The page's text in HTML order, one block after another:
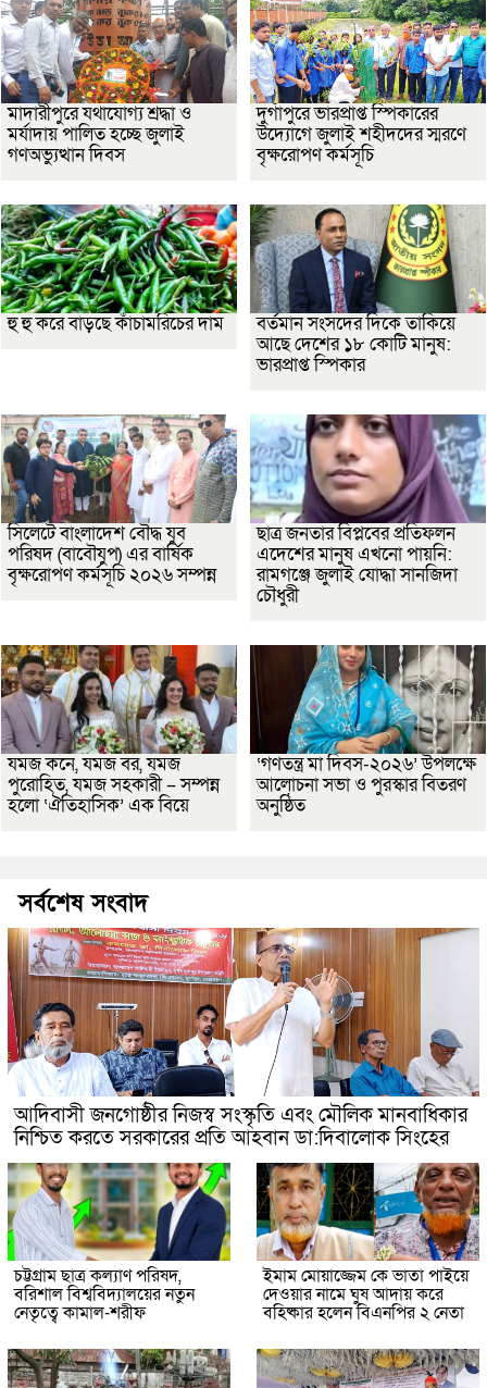
মাদারীপুরে যথাযোগ্য শ্রদ্ধা ও
মর্যাদায় পালিত হচ্ছে জুলাই
গণঅভ্যুত্থান দিবস
দুর্গাপুরে ভারপ্রাপ্ত স্পিকারের
উদ্যোগে জুলাই শহীদদের স্মরণে
বৃক্ষরোপণ কর্মসূচি
হু হু করে বাড়ছে কাঁচামরিচের দাম
বর্তমান সংসদের দিকে তাকিয়ে
আছে দেশের ১৮ কোটি মানুষ:
ভারপ্রাপ্ত স্পিকার
সিলেটে বাংলাদেশ বৌদ্ধ যুব
পরিষদ (বাবৌযুপ) এর বার্ষিক
বৃক্ষরোপণ কর্মসূচি ২০২৬ সম্পন্ন
ছাত্র জনতার বিপ্লবের প্রতিফলন
এদেশের মানুষ এখনো পায়নি:
রামগঞ্জে জুলাই যোদ্ধা সানজিদা
চৌধুরী
যমজ কনে, যমজ বর, যমজ
পুরোহিত, যমজ সহকারী – সম্পন্ন
হলো ‘ঐতিহাসিক’ এক বিয়ে
‘গণতন্ত্র মা দিবস-২০২৬’ উপলক্ষে
আলোচনা সভা ও পুরস্কার বিতরণ
অনুষ্ঠিত
সর্বশেষ সংবাদ
আদিবাসী জনগোষ্ঠীর নিজস্ব সংস্কৃতি এবং মৌলিক মানবাধিকার
নিশ্চিত করতে সরকারের প্রতি আহবান ডা:দিবালোক সিংহের
চট্টগ্রাম ছাত্র কল্যাণ পরিষদ,
বরিশাল বিশ্ববিদ্যালয়ের নতুন
নেতৃত্বে কামাল-শরীফ
ইমাম মোয়াজ্জেম কে ভাতা পাইয়ে
দেওয়ার নামে ঘুষ আদায় করে
বহিষ্কার হলেন বিএনপির ২ নেতা